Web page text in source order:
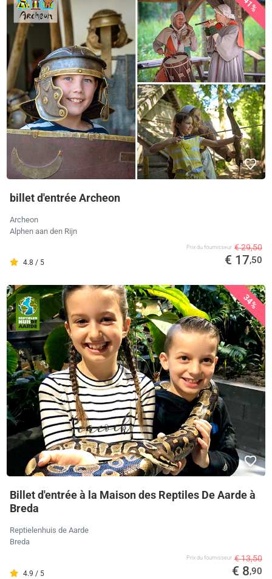
41%
billet d'entrée Archeon
Archeon
Alphen aan den Rijn
4.8 / 5
Prix ​​du fournisseur € 29,50
€ 17,50
34%
Billet d'entrée à la Maison des Reptiles De Aarde à
Breda
Reptielenhuis de Aarde
Breda
4.9 / 5
Prix ​​du fournisseur € 13,50
€ 8,90